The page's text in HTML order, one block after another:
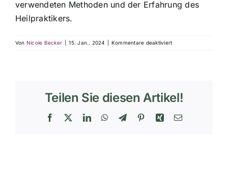
Info
verwendeten Methoden und der Erfahrung des
Heilpraktikers.
Von Nicole Becker 15. Jan.. 2024 Kommentare deaktiviertfür
Heilpraktiker?
Teilen Sie diesen Artikel!
Facebook LinkedInWhatsApp
TelegramPinterestXing E-